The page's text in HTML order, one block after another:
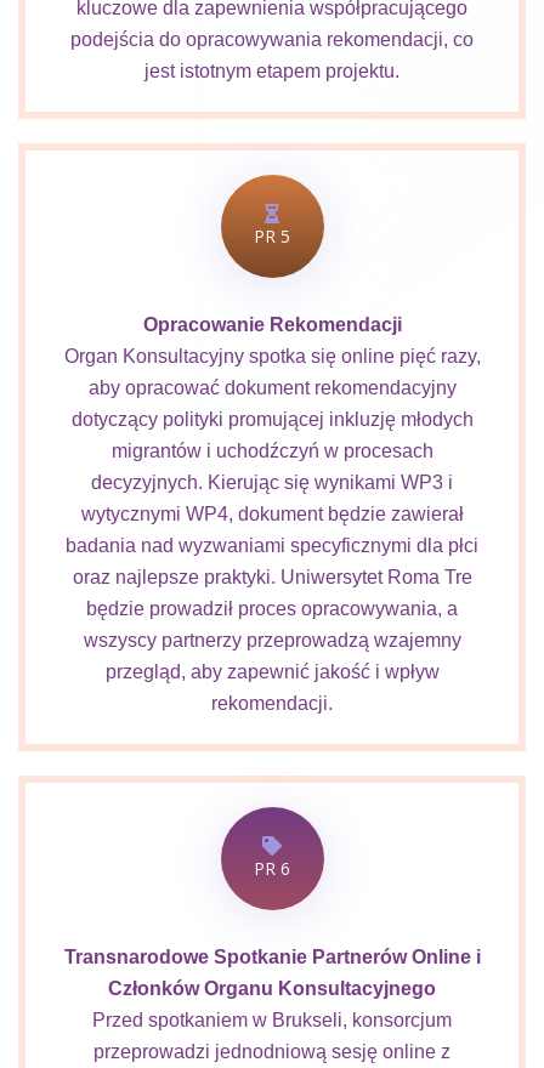
kluczowe dla zapewnienia współpracującego
podejścia do opracowywania rekomendacji, co
jest istotnym etapem projektu.
PR 5
Opracowanie Rekomendacji
Organ Konsultacyjny spotka się online pięć razy,
aby opracować dokument rekomendacyjny
dotyczący polityki promującej inkluzję młodych
migrantów i uchodźczyń w procesach
decyzyjnych. Kierując się wynikami WP3 i
wytycznymi WP4, dokument będzie zawierał
badania nad wyzwaniami specyficznymi dla płci
oraz najlepsze praktyki. Uniwersytet Roma Tre
będzie prowadził proces opracowywania, a
wszyscy partnerzy przeprowadzą wzajemny
przegląd, aby zapewnić jakość i wpływ
rekomendacji.
PR 6
Transnarodowe Spotkanie Partnerów Online i
Członków Organu Konsultacyjnego
Przed spotkaniem w Brukseli, konsorcjum
przeprowadzi jednodniową sesję online z